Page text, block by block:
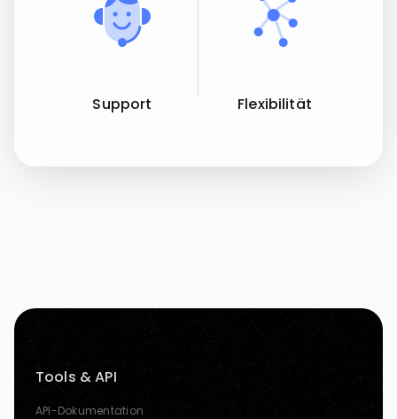
Support Flexibilität
Tools & API
API-Dokumentation